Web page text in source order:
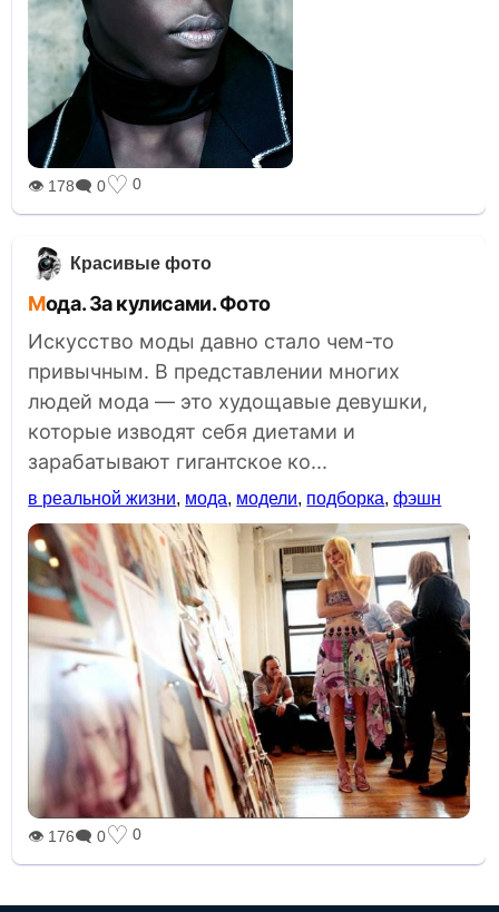
👁 178🗨 0♡ 0
Красивые фото
Мода. За кулисами. Фото
Искусство моды давно стало чем-то
привычным. В представлении многих
людей мода — это худощавые девушки,
которые изводят себя диетами и
зарабатывают гигантское ко...
в реальной жизни, мода, модели, подборка,фэшн
👁 176🗨 0♡ 0